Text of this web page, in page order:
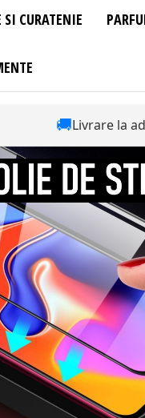
CURATENIE
🚚Livrare la